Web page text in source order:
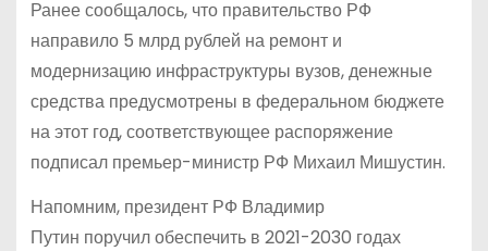
Ранее сообщалось, что правительство РФ
направило 5 млрд рублей на ремонт и
модернизацию инфраструктуры вузов, денежные
средства предусмотрены в федеральном бюджете
на этот год, соответствующее распоряжение
подписал премьер-министр РФ Михаил Мишустин.
Напомним, президент РФ Владимир
Путин поручил обеспечить в 2021-2030 годах